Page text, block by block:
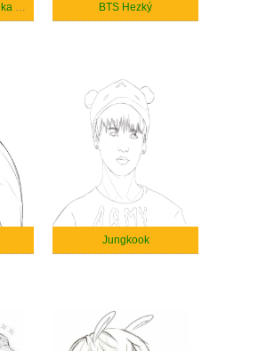
Bezplatná čárová grafika BTS BTS Hezký
Jungkook